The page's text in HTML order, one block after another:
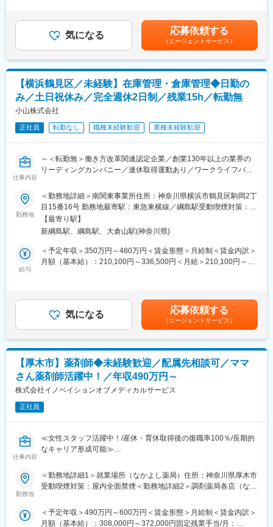
＜OJT＞所長や先輩だけではなく、本部スタッフによる定期面談
など入社後もしっかりフォロー
■評価制度
各グレードごとにスキル項目を設定。売上目標の達成率だけでは
なくプロセスも評価。顧客への向き合い方や提案力がキャリアに
直結。
■キャリアパス
未経験から2年でリーダー、9年で複数営業所を統括するブロック
変更の範囲：本文参照
＼逆算思考・行動が活きる／
難しく考えなくてOK！「月次目標の達成に向け、週次目標を立て
て行動をした経験」などが活かせる！
介護用品等の提供を行うケアマネージャー（ケアマネ）に対し
て、課題解決のための提案をお任せ。
ケアマネや実際に介護用品を使用する個人のお客様との信頼関係
を構築していただき、顧客も気づいていないニーズを発掘してい
生成AIを活用することで、営業活動の効率化と提案の質向上を実
現。データに基づく再現性の高い営業が可能です。
ています。
・既存顧客のケアマネ（約40～50名）への定期フォローを中心
に、信頼関係を深めながら潜在ニーズを発掘
・利用者宅への訪問を通じて介護用品の使用状況を確認し、ケア
マネへ最適な改善提案を実施
規のケアマネ（5～10名）を開拓
と密なコミュニケーションを行いながら段階を踏んでスキルUP
＜OJT＞所長や先輩だけではなく、本部スタッフによる定期面談
など入社後もしっかりフォロー
■評価制度
各グレードごとにスキル項目を設定。売上目標の達成率だけでは
なくプロセスも評価。顧客への向き合い方や提案力がキャリアに
直結。
■キャリアパス
のチャレンジも可能。
万（月給36万＋賞与＋諸手当）・所長：入社5年目760万（月給44
万＋賞与＋諸手当）賃金はあくまでも目安の金額であり、選考を
通じて上下する可能性があります。月給(月額)は固定手当を含めた
表記です。
気になる 応募依頼する
（エージェントサービス）
【横浜鶴見区／未経験】在庫管理・倉庫管理◆日勤の
み／土日祝休み／完全週休2日制／残業15h／転勤無
小山株式会社
正社員 転勤なし 職種未経験歓迎 業種未経験歓迎
仕事内容
～＜転勤無＞働き方改革関連認定企業／創業130年以上の業界の
リーディングカンパニー／連休取得運動あり／ワークライフバラ
■業務内容：
電動ベッドや車いすなどの福祉用具の整備・点検等、倉庫作業全
般に加え、その他簡単な事務作業もお任せいたします。先輩の指
導のもと少しずつ業務を覚えて頂きますので、未経験でもご活躍
いただけます。
＜具体的には＞
※在庫管理をメインに福祉用具の洗浄やクリーニングを一部お任せ
致します。業務未経験でも一切問題ございません。
ホームな雰囲気で中途入社の方でも馴染みやすい雰囲気です。
■本ポジションの魅力：
商品を梱包する作業・商品を運ぶ業務と、デスクワーク（データ
し」にならないメリハリある仕事です。 土日祝休みの完全週休2
日制で、残業は月15時間以内とワークライフバランスの整った働
■キャリア例：
す。
（1）企業・業界の強み！
創業130年以上の老舗企業。将来性あふれる福祉業界がメイン市
勤務地
＜勤務地詳細＞南関東事業所住所：神奈川県横浜市鶴見区駒岡2丁
目15番16号 勤務地最寄駅：東急東横線／綱島駅受動喫煙対策：敷
地内喫煙可能場所あり変更の範囲：無
【最寄り駅】
新綱島駅、綱島駅、大倉山駅(神奈川県)
給与
＜予定年収＞350万円～480万円＜賃金形態＞月給制＜賃金内訳＞
月額（基本給）：210,100円～336,500円＜月給＞210,100円～
額であり、選考を通じて上下する可能性があります。月給(月額)は
固定手当を含めた表記です。
気になる 応募依頼する
（エージェントサービス）
【厚木市】薬剤師◆未経験歓迎／配属先相談可／ママ
さん薬剤師活躍中！／年収490万円～
株式会社イノベイションオブメディカルサービス
正社員
仕事内容
≪女性スタッフ活躍中！/産休・育休取得後の復職率100％/長期的
なキャリア形成可能≫
病院、MRでの経験しかない方も活躍中！調剤薬局が未経験でも歓
迎します！
厚木市を中心に14店舗を展開する「なかよし薬局」にて、調剤業
勤務地
＜勤務地詳細1＞就業場所（なかよし薬局）住所：神奈川県厚木市
受動喫煙対策：屋内全面禁煙＜勤務地詳細2＞調剤薬局各店（なか
変更の範囲：会社の定める事業所
＜予定年収＞490万円～600万円＜賃金形態＞月給制＜賃金内訳＞
月額（基本給）：308,000円～372,000円固定残業手当/月：